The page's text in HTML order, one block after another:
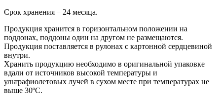
Срок хранения – 24 месяца.
Продукция хранится в горизонтальном положении на
поддонах, поддоны один на другом не размещаются.
Продукция поставляется в рулонах с картонной сердцевиной
внутри.
Хранить продукцию необходимо в оригинальной упаковке
вдали от источников высокой температуры и
ультрафиолетовых лучей в сухом месте при температурах не
выше 30ºC.